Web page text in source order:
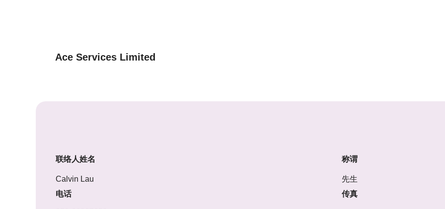
Ace Services Limited
联络人姓名
Calvin Lau
称谓
先生
电话
传真